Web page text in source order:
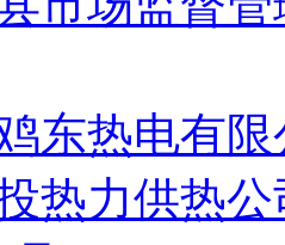
东热电有
热力供热